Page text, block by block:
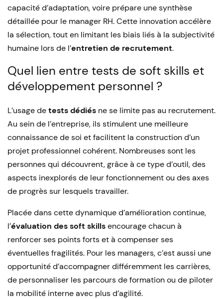
capacité d’adaptation, voire prépare une synthèse
détaillée pour le manager RH. Cette innovation accélère
la sélection, tout en limitant les biais liés à la subjectivité
humaine lors de l’entretien de recrutement.
Quel lien entre tests de soft skills et
développement personnel ?
L’usage detests dédiés ne se limite pas au recrutement.
Au sein de l’entreprise, ils stimulent une meilleure
connaissance de soi et facilitent la construction d’un
projet professionnel cohérent. Nombreuses sont les
personnes qui découvrent, grâce à ce type d’outil, des
aspects inexplorés de leur fonctionnement ou des axes
de progrès sur lesquels travailler.
Placée dans cette dynamique d’amélioration continue,
l’évaluation des soft skillsencourage chacun à
renforcer ses points forts et à compenser ses
éventuelles fragilités. Pour les managers, c’est aussi une
opportunité d’accompagner différemment les carrières,
de personnaliser les parcours de formation ou de piloter
la mobilité interne avec plus d’agilité.